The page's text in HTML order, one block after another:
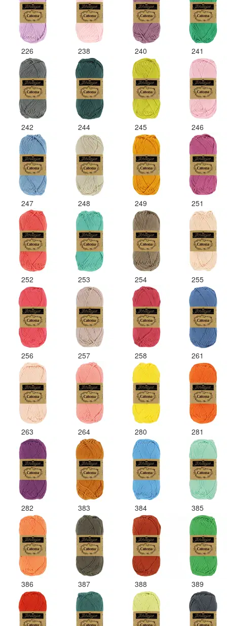
226 238 240 241
242 244 245 246
247 248 249 251
252 253 254 255
256 257 258 261
263 264 280 281
282 383 384 385
386 387 388 389